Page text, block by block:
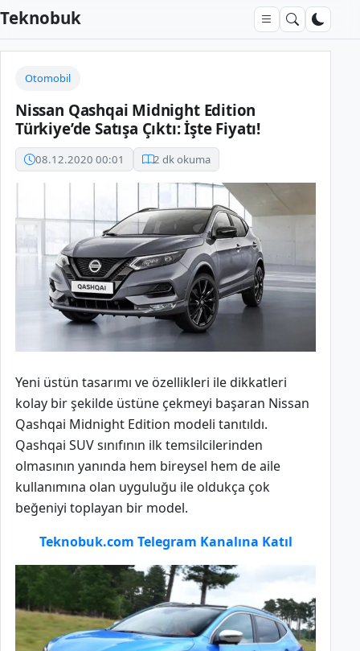
Teknobuk
Otomobil
Nissan Qashqai Midnight Edition
Türkiye’de Satışa Çıktı: İşte Fiyatı!
08.12.2020 00:01 2 dk okuma
Yeni üstün tasarımı ve özellikleri ile dikkatleri
kolay bir şekilde üstüne çekmeyi başaran Nissan
Qashqai Midnight Edition modeli tanıtıldı.
Qashqai SUV sınıfının ilk temsilcilerinden
olmasının yanında hem bireysel hem de aile
kullanımına olan uyguluğu ile oldukça çok
beğeniyi toplayan bir model.
Teknobuk.com Telegram Kanalına Katıl